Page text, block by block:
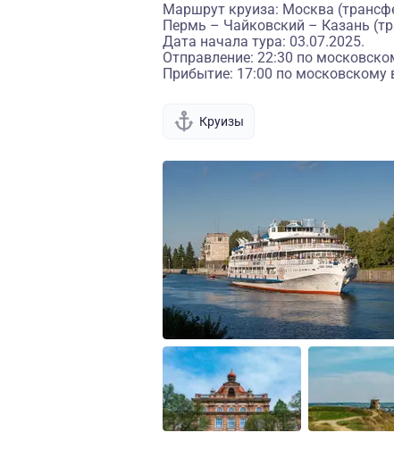
Маршрут круиза: Москва
Пермь – Чайковский – Казань
Дата начала тура: 03.07.2025.
Отправление: 22:30 по
Прибытие: 17:00 по московскому
Круизы